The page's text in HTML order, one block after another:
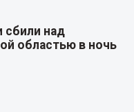
сбили над
областью в ночь